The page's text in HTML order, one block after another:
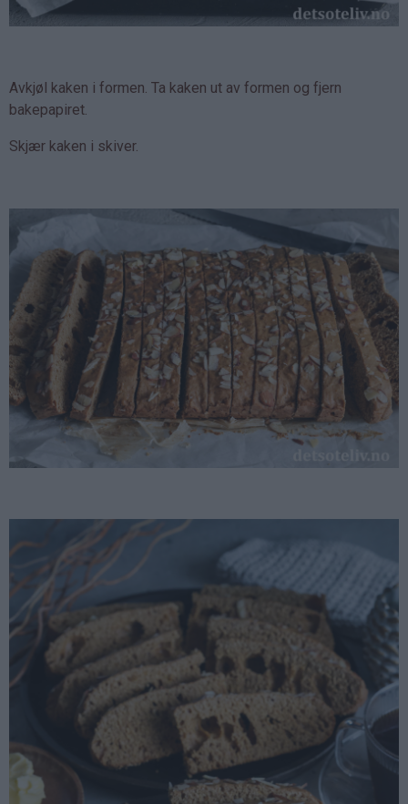
Avkjøl kaken i formen. Ta kaken ut av formen og fjern
bakepapiret.
Skjær kaken i skiver.